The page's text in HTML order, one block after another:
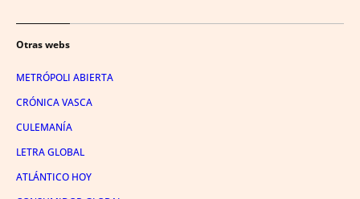
Otras webs
METRÓPOLI ABIERTA
CRÓNICA VASCA
CULEMANÍA
LETRA GLOBAL
ATLÁNTICO HOY